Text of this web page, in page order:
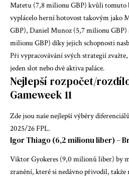
Matetu (7,8 milionu GBP) kvůli tomuto
vyplácelo herní hotovost takovým jako
GBP), Daniel Munoz (5,7 milionu GBP)
milionu GBP) díky jejich schopnosti
Při vypracovávání svých strategií
jeden slot nebo dvě aktiva paláce.
Nejlepší rozpočet/
Gameweek 11
Zde jsou naše nejlepší výběry
2025/26 FPL.
Igor Thiago (6,2 milionu liber) –
Viktor Gyokeres (9,0 milionů liber) by
zranění, které si nedávno přivodil, takže